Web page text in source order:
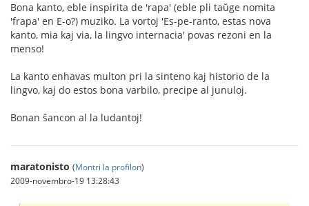
Bona kanto, eble inspirita de 'rapa' (eble pli taŭge nomita
'frapa' en E-o?) muziko. La vortoj 'Es-pe-ranto, estas nova
kanto, mia kaj via, la lingvo internacia' povas rezoni en la
menso!
La kanto enhavas multon pri la sinteno kaj historio de la
lingvo, kaj do estos bona varbilo, precipe al junuloj.
Bonan ŝancon al la ludantoj!
maratonisto (Montri la profilon)
2009-novembro-19 13:28:43